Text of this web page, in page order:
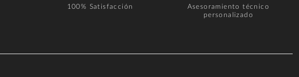
100% Satisfacción
Asesoramiento técnico
personalizado